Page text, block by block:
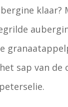
klaar?
sap van de